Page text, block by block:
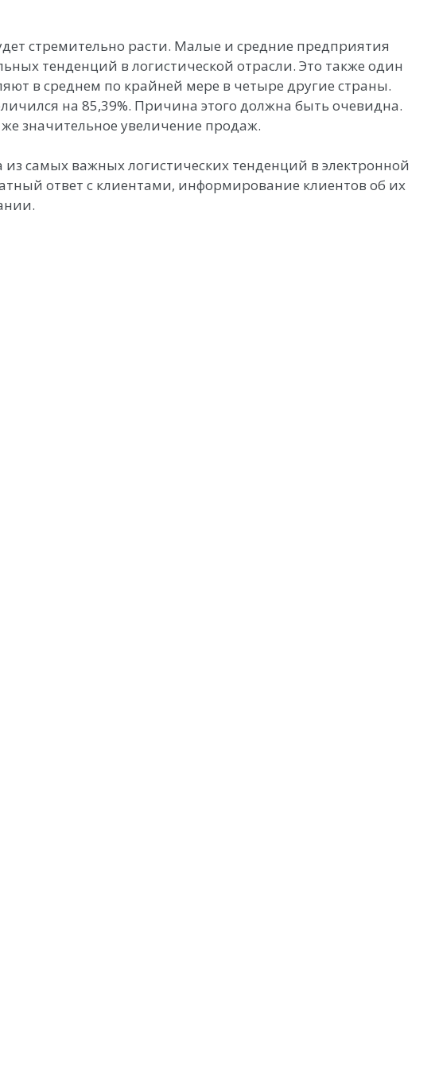
стремительно расти. Малые и средние предприятия
тенденций в логистической отрасли. Это также один
в среднем по крайней мере в четыре другие страны.
на 85,39%. Причина этого должна быть очевидна.
значительное увеличение продаж.
самых важных логистических тенденций в электронной
ответ с клиентами, информирование клиентов об их